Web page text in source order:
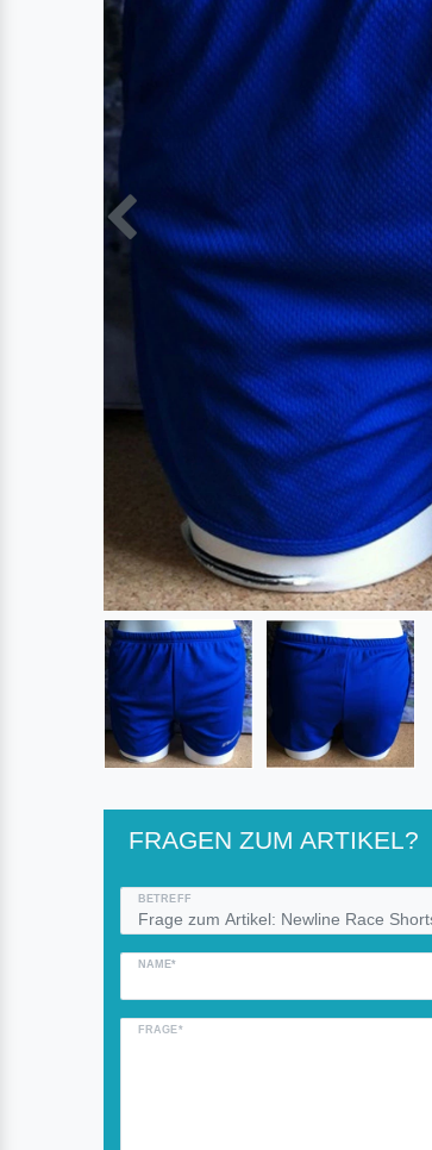
FRAGEN ZUM ARTIKEL?
BETREFF
NAME*
FRAGE*